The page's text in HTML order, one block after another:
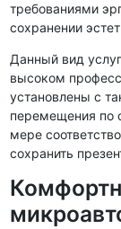
требованиями
сохранении
Данный вид
высоком
установлены с
перемещения по
мере
сохранить